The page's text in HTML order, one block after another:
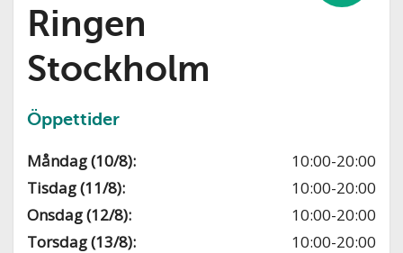
Ringen
Stockholm
Öppettider
Måndag (10/8):
10:00-20:00
Tisdag (11/8):
10:00-20:00
Onsdag (12/8):
10:00-20:00
Torsdag (13/8):
10:00-20:00